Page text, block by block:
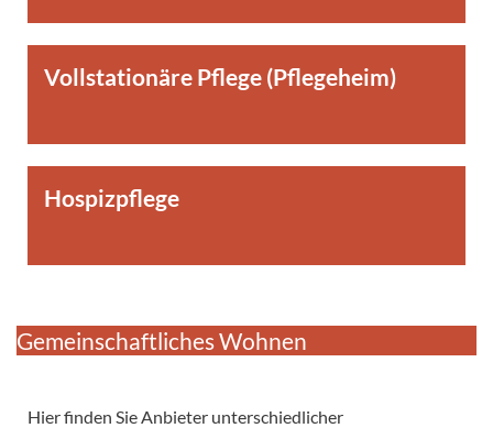
Vollstationäre Pflege (Pflegeheim)
Hospizpflege
Gemeinschaftliches Wohnen
Hier finden Sie Anbieter unterschiedlicher